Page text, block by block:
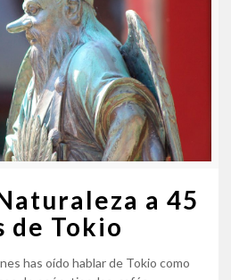
a 45
de Tokio
has oído hablar de Tokio como